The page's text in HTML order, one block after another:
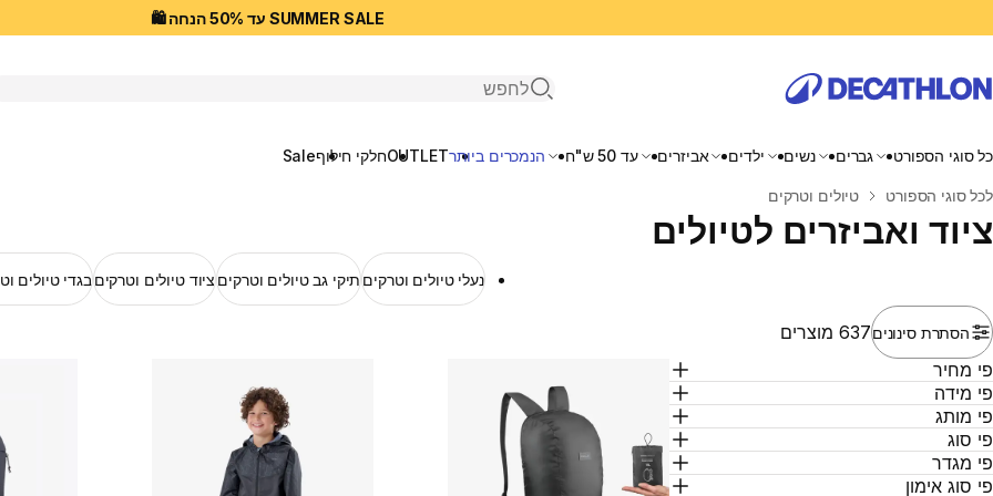
SUMMER SALE עד 50% הנחה 🛍️
פתיחת חיפוש
כל סוגי הספורט גברים נשים ילדים אביזרים עד 50 ש"ח הנמכרים ביותרOUTLETחלקי חילוףSale
בית
לכל סוגי הספורט טיולים וטרקים
ציוד ואביזרים לטיולים
נעלי טיולים וטרקים תיקי גב טיולים וטרקים ציוד טיולים וטרקיםבגדי טיולים
הסתרת סינונים637 מוצרים
מחיר
מידה
מותג
סוג
מגדר
סוג אימון